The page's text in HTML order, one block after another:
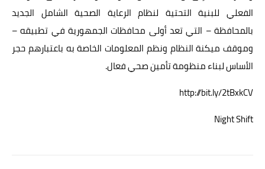
الفعلي للبنية التحتية لنظام الرعاية الصحية الشامل الجديد
بالمحافظة – التي تعد أولى محافظات الجمهورية في تطبيقه –
وموقف ميكنة النظام ونظم المعلومات الخاصة به باعتبارهم حجر
الأساس لبناء منظومة تأمين صحي فعال.
http://bit.ly/2tBxkCV
Night Shift